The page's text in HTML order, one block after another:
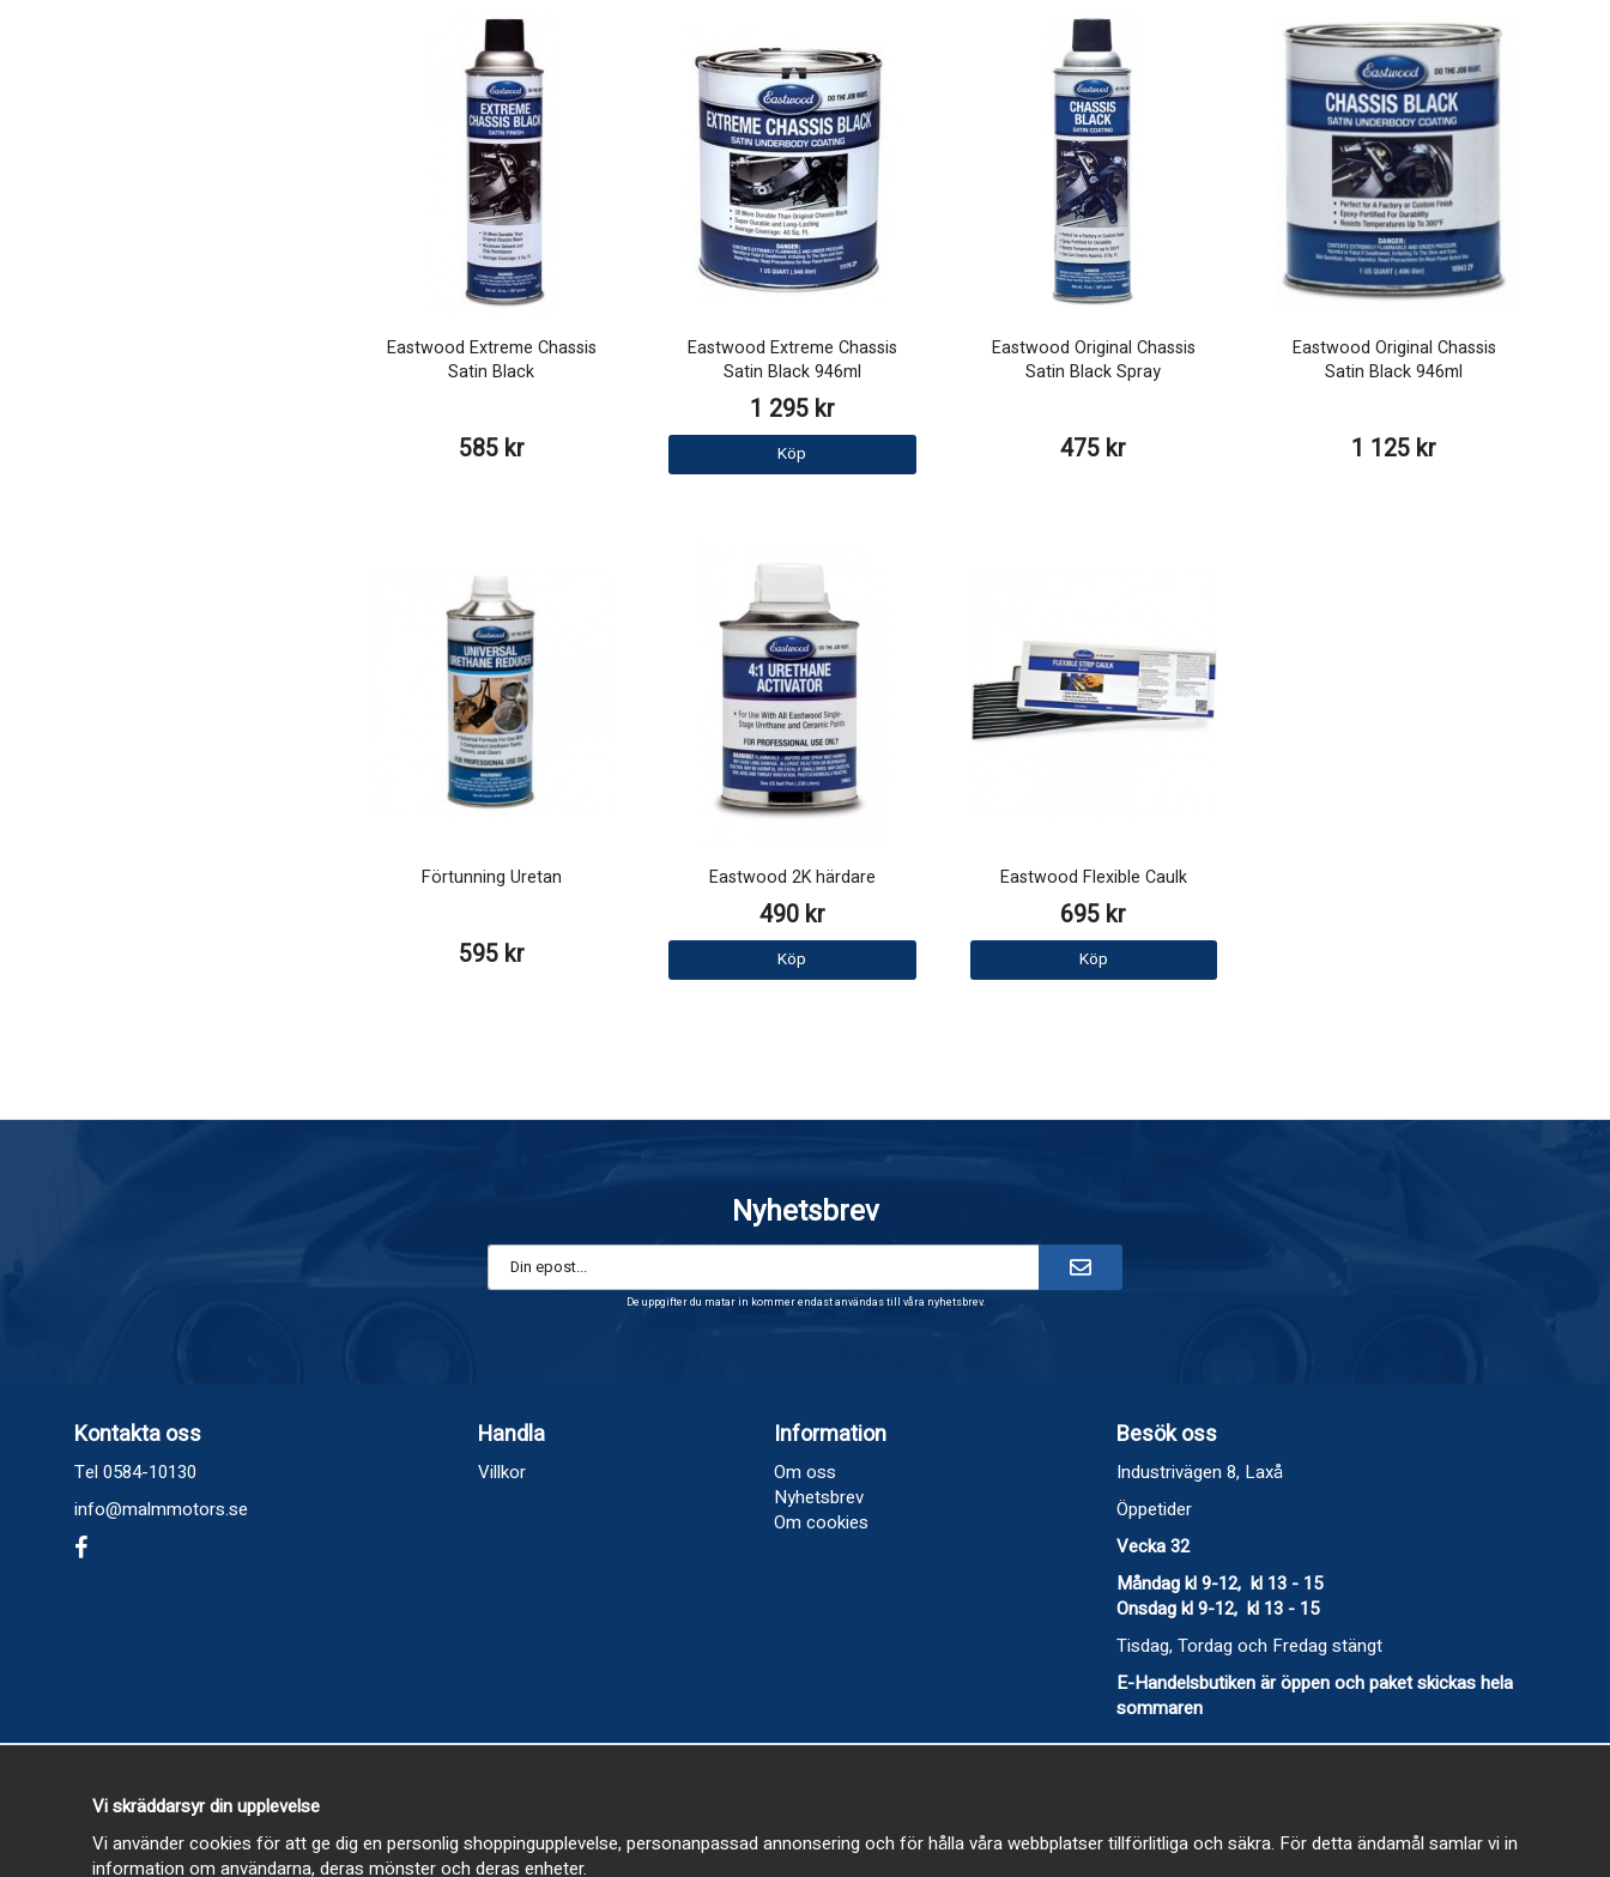
Eastwood Extreme Chassis
Satin Black
585 kr
Eastwood Extreme Chassis
Satin Black 946ml
1 295 kr
Köp
Eastwood Original Chassis
Satin Black Spray
475 kr
Eastwood Original Chassis
Satin Black 946ml
1 125 kr
Förtunning Uretan
595 kr
Eastwood 2K härdare
490 kr
Köp
Eastwood Flexible Caulk
695 kr
Köp
Nyhetsbrev
De uppgifter du matar in kommer endast användas till våra nyhetsbrev.
Kontakta oss
Tel 0584-10130
info@malmmotors.se
Handla
Villkor
Information
Om oss
Nyhetsbrev
Om cookies
Besök oss
Industrivägen 8, Laxå
Öppetider
Vecka 32
Måndag kl 9-12, kl 13 - 15
Onsdag kl 9-12, kl 13 - 15
Tisdag, Tordag och Fredag stängt
E-Handelsbutiken är öppen och paket skickas hela
sommaren
Vi skräddarsyr din upplevelse
Vi använder cookies för att ge dig en personlig shoppingupplevelse, personanpassad annonsering och för hålla våra webbplatser tillförlitliga och säkra. För detta ändamål samlar vi in
information om användarna, deras mönster och deras enheter.